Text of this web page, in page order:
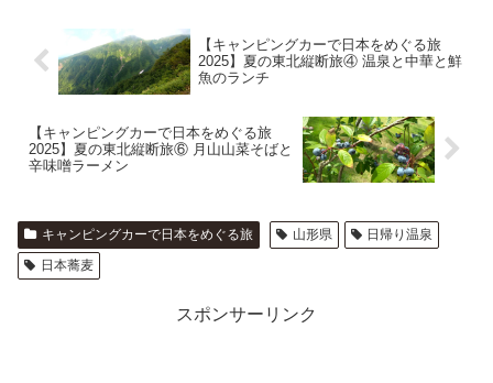
【キャンピングカーで日本をめぐる旅
2025】夏の東北縦断旅④ 温泉と中華と鮮
魚のランチ
【キャンピングカーで日本をめぐる旅
2025】夏の東北縦断旅⑥ 月山山菜そばと
辛味噌ラーメン
キャンピングカーで日本をめぐる旅 山形県
日帰り温泉
日本蕎麦
スポンサーリンク